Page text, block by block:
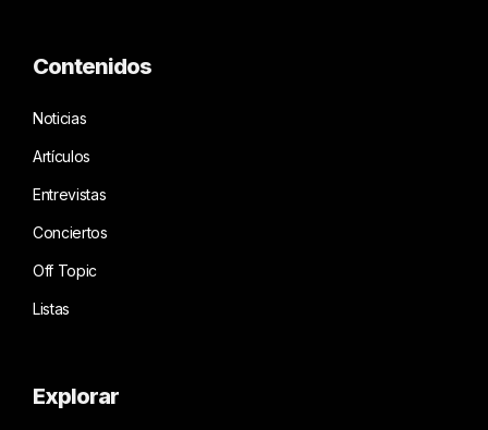
Contenidos
Noticias
Artículos
Entrevistas
Conciertos
Off Topic
Listas
Explorar